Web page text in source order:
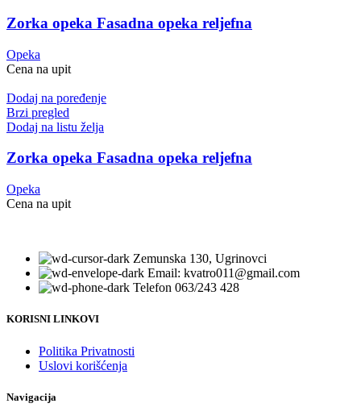
Zorka opeka Fasadna opeka reljefna
Opeka
Cena na upit
Dodaj na poređenje
Brzi pregled
Dodaj na listu želja
Zorka opeka Fasadna opeka reljefna
Opeka
Cena na upit
Zemunska 130, Ugrinovci
Email: kvatro011@gmail.com
Telefon 063/243 428
KORISNI LINKOVI
Politika Privatnosti
Uslovi korišćenja
Navigacija